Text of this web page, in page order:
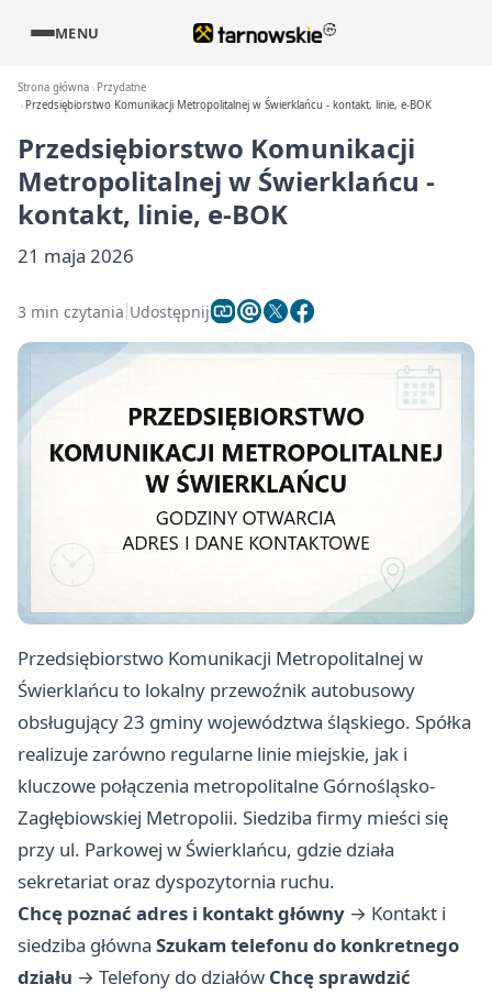
MENU
Strona główna
Przydatne
Przedsiębiorstwo Komunikacji Metropolitalnej w Świerklańcu - kontakt, linie, e-BOK
Przedsiębiorstwo Komunikacji
Metropolitalnej w Świerklańcu -
kontakt, linie, e-BOK
21 maja 2026
3 min czytania Udostępnij
Przedsiębiorstwo Komunikacji Metropolitalnej w
Świerklańcu to lokalny przewoźnik autobusowy
obsługujący 23 gminy województwa śląskiego. Spółka
realizuje zarówno regularne linie miejskie, jak i
kluczowe połączenia metropolitalne Górnośląsko-
Zagłębiowskiej Metropolii. Siedziba firmy mieści się
przy ul. Parkowej w Świerklańcu, gdzie działa
sekretariat oraz dyspozytornia ruchu.
Chcę poznać adres i kontakt główny → Kontakt i
siedziba główna Szukam telefonu do konkretnego
działu → Telefony do działów Chcę sprawdzić